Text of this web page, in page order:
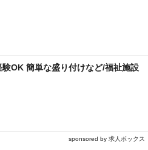
OK 簡単な盛り付けなど/福祉施設
sponsored by 求人ボックス